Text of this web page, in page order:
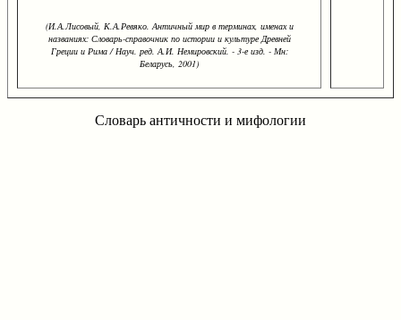
(И.А.Лисовый, К.А.Ревяко. Античный мир в терминах, именах и
названиях: Словарь-справочник по истории и культуре Древней
Греции и Рима / Науч. ред. А.И. Немировский. - 3-е изд. - Мн:
Беларусь, 2001)
Словарь античности и мифологии